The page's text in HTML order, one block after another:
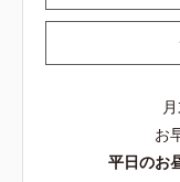
お
平日のお